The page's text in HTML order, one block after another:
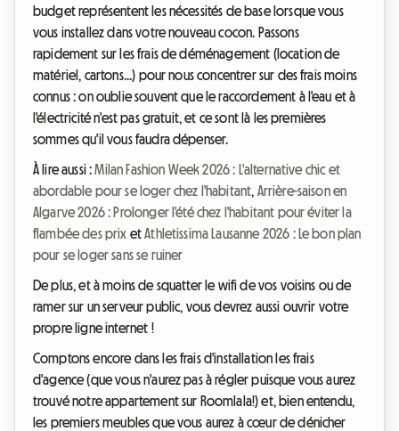
budget représentent les nécessités de base lorsque vous
vous installez dans votre nouveau cocon. Passons
rapidement sur les frais de déménagement (location de
matériel, cartons...) pour nous concentrer sur des frais moins
connus : on oublie souvent que le raccordement à l'eau et à
l'électricité n'est pas gratuit, et ce sont là les premières
sommes qu'il vous faudra dépenser.
À lire aussi :Milan Fashion Week 2026 : L'alternative chic et
abordable pour se loger chez l'habitant, Arrière-saison en
Algarve 2026 : Prolonger l'été chez l'habitant pour éviter la
flambée des prix etAthletissima Lausanne 2026 : Le bon plan
pour se loger sans se ruiner
De plus, et à moins de squatter le wifi de vos voisins ou de
ramer sur un serveur public, vous devrez aussi ouvrir votre
propre ligne internet !
Comptons encore dans les frais d'installation les frais
d'agence (que vous n'aurez pas à régler puisque vous aurez
trouvé notre appartement sur Roomlala!) et, bien entendu,
les premiers meubles que vous aurez à cœur de dénicher